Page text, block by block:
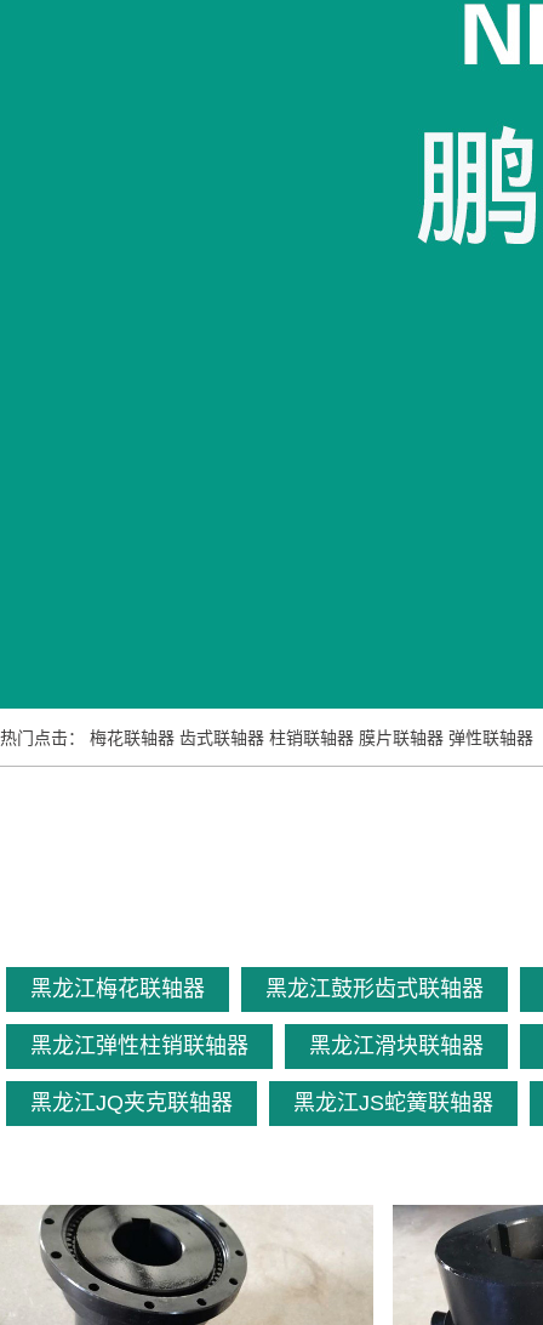
热门点击： 梅花联轴器 齿式联轴器 柱销联轴器 膜片联轴器 弹性联轴器
黑龙江梅花联轴器 黑龙江鼓形齿式联轴器
黑龙江弹性柱销联轴器 黑龙江滑块联轴器
黑龙江JQ夹克联轴器 黑龙江JS蛇簧联轴器